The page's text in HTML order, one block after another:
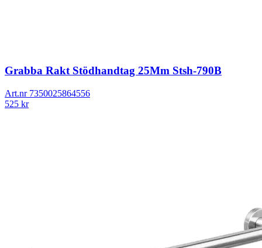
Grabba Rakt Stödhandtag 25Mm Stsh-790B
Art.nr 7350025864556
525 kr